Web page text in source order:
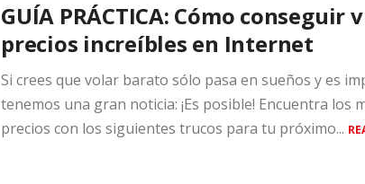
GUÍA PRÁCTICA: Cómo conseguir
precios increíbles en Internet
Si crees que volar barato sólo pasa en sueños y es
tenemos una gran noticia: ¡Es posible! Encuentra los
precios con los siguientes trucos para tu próximo...